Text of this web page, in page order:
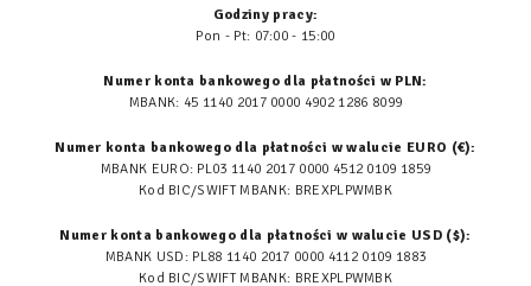
Godziny pracy:
Pon - Pt: 07:00 - 15:00
Numer konta bankowego dla płatności w PLN:
MBANK: 45 1140 2017 0000 4902 1286 8099
Numer konta bankowego dla płatności w walucie EURO (€):
MBANK EURO: PL03 1140 2017 0000 4512 0109 1859
Kod BIC/SWIFT MBANK: BREXPLPWMBK
Numer konta bankowego dla płatności w walucie USD ($):
MBANK USD: PL88 1140 2017 0000 4112 0109 1883
Kod BIC/SWIFT MBANK: BREXPLPWMBK